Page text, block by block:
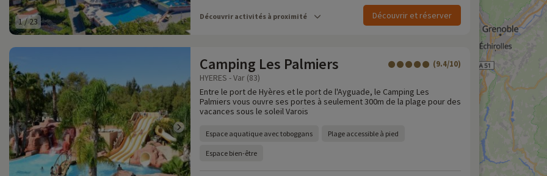
1/23 Découvrir activités à proximité Découvrir et réserver
Camping Les Palmiers (9.4/10)
HYERES - Var (83)
Entre le port de Hyères et le port de l'Ayguade, le Camping Les
Palmiers vous ouvre ses portes à seulement 300m de la plage pour des
vacances sous le soleil Varois
Espace aquatique avec toboggans Plage accessible à pied
Espace bien-être